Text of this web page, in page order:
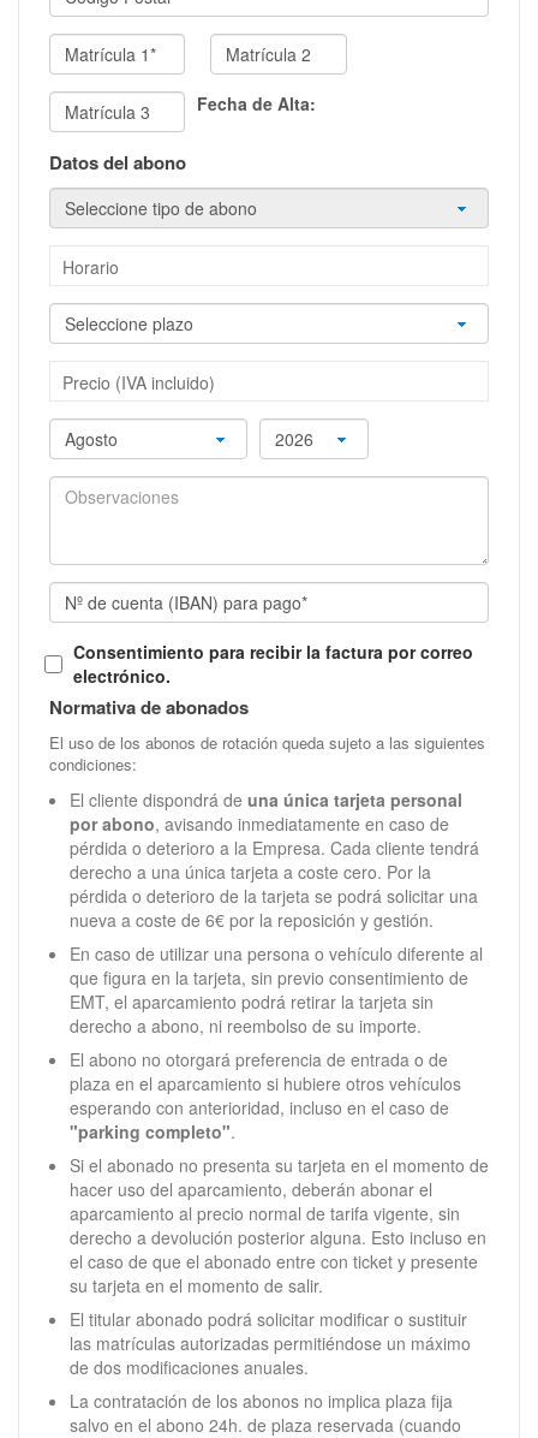
Datos del abono
Horario
Precio (IVA incluido)
Fecha de Alta:
Consentimiento para recibir la factura por correo
electrónico.
Normativa de abonados
El uso de los abonos de rotación queda sujeto a las siguientes
condiciones:
El cliente dispondrá de una única tarjeta personal
por abono, avisando inmediatamente en caso de
pérdida o deterioro a la Empresa. Cada cliente tendrá
derecho a una única tarjeta a coste cero. Por la
pérdida o deterioro de la tarjeta se podrá solicitar una
nueva a coste de 6€ por la reposición y gestión.
En caso de utilizar una persona o vehículo diferente al
que figura en la tarjeta, sin previo consentimiento de
EMT, el aparcamiento podrá retirar la tarjeta sin
derecho a abono, ni reembolso de su importe.
El abono no otorgará preferencia de entrada o de
plaza en el aparcamiento si hubiere otros vehículos
esperando con anterioridad, incluso en el caso de
"parking completo".
Si el abonado no presenta su tarjeta en el momento de
hacer uso del aparcamiento, deberán abonar el
aparcamiento al precio normal de tarifa vigente, sin
derecho a devolución posterior alguna. Esto incluso en
el caso de que el abonado entre con ticket y presente
su tarjeta en el momento de salir.
El titular abonado podrá solicitar modificar o sustituir
las matrículas autorizadas permitiéndose un máximo
de dos modificaciones anuales.
La contratación de los abonos no implica plaza fija
salvo en el abono 24h. de plaza reservada (cuando